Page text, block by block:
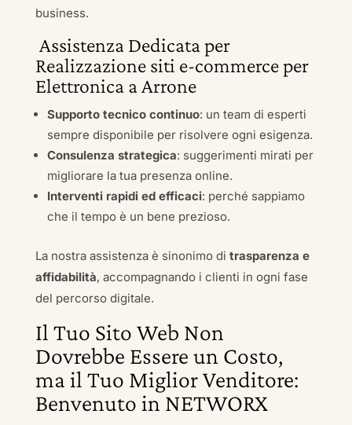
business.
Assistenza Dedicata per
Realizzazione siti e-commerce per
Elettronica a Arrone
Supporto tecnico continuo: un team di esperti
sempre disponibile per risolvere ogni esigenza.
Consulenza strategica: suggerimenti mirati per
migliorare la tua presenza online.
Interventi rapidi ed efficaci: perché sappiamo
che il tempo è un bene prezioso.
La nostra assistenza è sinonimo di trasparenza e
affidabilità, accompagnando i clienti in ogni fase
del percorso digitale.
Il Tuo Sito Web Non
Dovrebbe Essere un Costo,
ma il Tuo Miglior Venditore:
Benvenuto in NETWORX